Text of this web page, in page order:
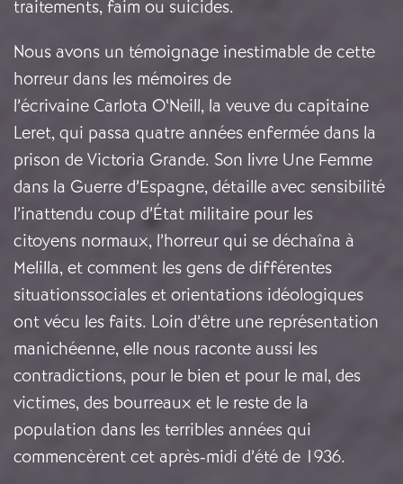
traitements, faim ou suicides.
Nous avons un témoignage inestimable de cette
horreur dans les mémoires de
l’écrivaine Carlota O‘Neill, la veuve du capitaine
Leret, qui passa quatre années enfermée dans la
prison de Victoria Grande. Son livre Une Femme
dans la Guerre d’Espagne, détaille avec sensibilité
l’inattendu coup d’État militaire pour les
citoyens normaux, l’horreur qui se déchaîna à
Melilla, et comment les gens de différentes
situationssociales et orientations idéologiques
ont vécu les faits. Loin d’être une représentation
manichéenne, elle nous raconte aussi les
contradictions, pour le bien et pour le mal, des
victimes, des bourreaux et le reste de la
population dans les terribles années qui
commencèrent cet après-midi d’été de 1936.